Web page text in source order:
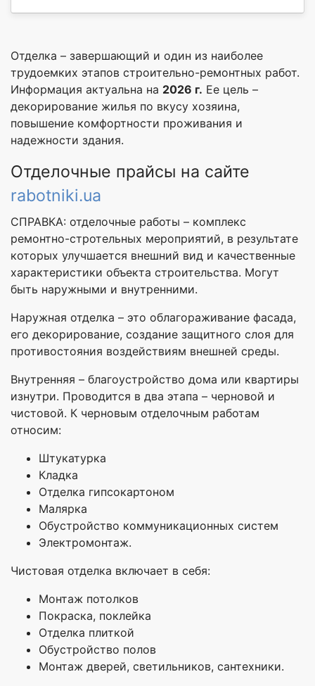
Отделка – завершающий и один из наиболее
трудоемких этапов строительно-ремонтных работ.
Информация актуальна на 2026 г. Ее цель –
декорирование жилья по вкусу хозяина,
повышение комфортности проживания и
надежности здания.
Отделочные прайсы на сайте
rabotniki.ua
СПРАВКА: отделочные работы – комплекс
ремонтно-стротельных мероприятий, в результате
которых улучшается внешний вид и качественные
характеристики объекта строительства. Могут
быть наружными и внутренними.
Наружная отделка – это облагораживание фасада,
его декорирование, создание защитного слоя для
противостояния воздействиям внешней среды.
Внутренняя – благоустройство дома или квартиры
изнутри. Проводится в два этапа – черновой и
чистовой. К черновым отделочным работам
относим:
Штукатурка
Кладка
Отделка гипсокартоном
Малярка
Обустройство коммуникационных систем
Электромонтаж.
Чистовая отделка включает в себя:
Монтаж потолков
Покраска, поклейка
Отделка плиткой
Обустройство полов
Монтаж дверей, светильников, сантехники.